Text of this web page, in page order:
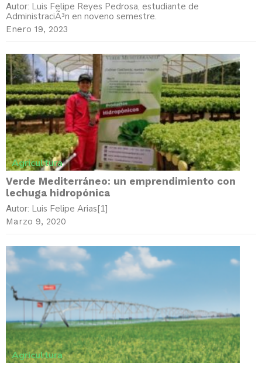
Autor: Luis Felipe Reyes Pedrosa, estudiante de
AdministraciÃ³n en noveno semestre.
Enero 19, 2023
Agricultura
Verde Mediterráneo: un emprendimiento con
lechuga hidropónica
Autor: Luis Felipe Arias[1]
Marzo 9, 2020
Agricultura